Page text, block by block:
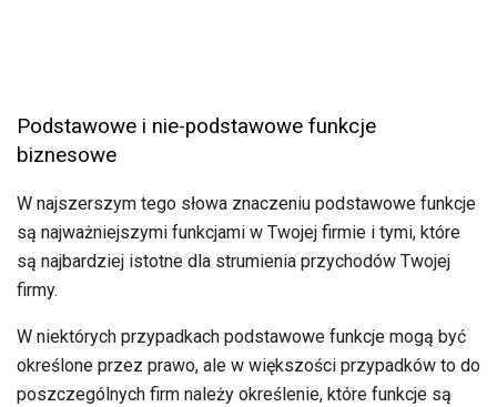
Podstawowe i nie-podstawowe funkcje
biznesowe
W najszerszym tego słowa znaczeniu podstawowe funkcje
są najważniejszymi funkcjami w Twojej firmie i tymi, które
są najbardziej istotne dla strumienia przychodów Twojej
firmy.
W niektórych przypadkach podstawowe funkcje mogą być
określone przez prawo, ale w większości przypadków to do
poszczególnych firm należy określenie, które funkcje są